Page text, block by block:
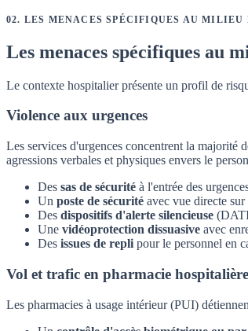
02. LES MENACES SPÉCIFIQUES AU MILIEU
Les menaces spécifiques au
Le contexte hospitalier présente un profil de
Violence aux urgences
Les services d'urgences concentrent la majorité
agressions verbales et physiques envers le
Des sas de sécurité à l'entrée des
Un poste de sécurité avec vue directe
Des dispositifs d'alerte silencieuse
Une vidéoprotection dissuasive avec
Des issues de repli pour le personnel en
Vol et trafic en pharmacie hospitalière
Les pharmacies à usage intérieur (PUI)